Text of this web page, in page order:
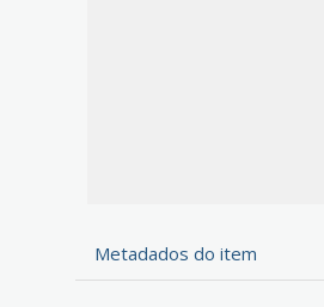
Metadados do item